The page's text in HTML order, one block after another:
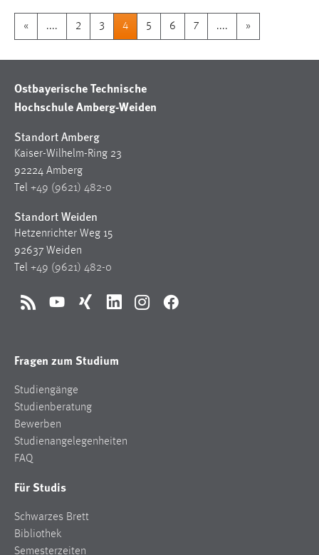
« .... 2 3 4 5 6 7 .... »
Ostbayerische Technische
Hochschule Amberg-Weiden
Standort Amberg
Kaiser-Wilhelm-Ring 23
92224 Amberg
Tel +49 (9621) 482-0
Standort Weiden
Hetzenrichter Weg 15
92637 Weiden
Tel +49 (9621) 482-0
RSS YouTubeXing LinkedInInstagramFacebook
Fragen zum Studium
Studiengänge
Studienberatung
Bewerben
Studienangelegenheiten
FAQ
Für Studis
Schwarzes Brett
Bibliothek
Semesterzeiten